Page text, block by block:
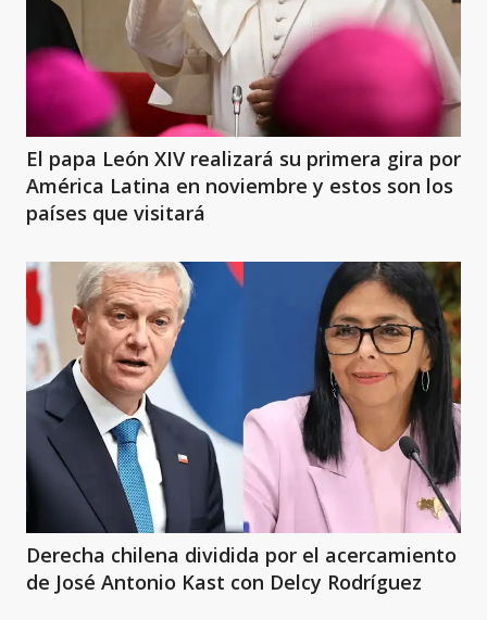
El papa León XIV realizará su primera gira por
América Latina en noviembre y estos son los
países que visitará
Derecha chilena dividida por el acercamiento
de José Antonio Kast con Delcy Rodríguez